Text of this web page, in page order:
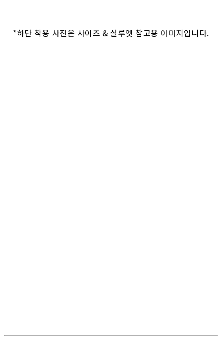
*하단 착용 사진은 사이즈 & 실루엣 참고용 이미지입니다.